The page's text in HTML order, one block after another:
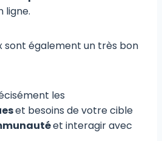
ligne.
sont également un très bon
les
et besoins de votre cible
et interagir avec